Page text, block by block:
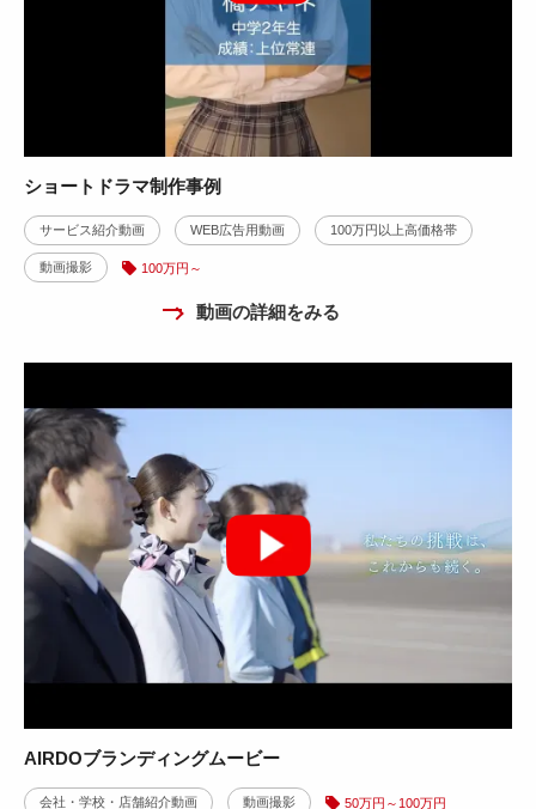
ショートドラマ制作事例
サービス紹介動画 WEB広告用動画 100万円以上高価格帯
動画撮影 100万円～
動画の詳細をみる
AIRDOブランディングムービー
会社・学校・店舗紹介動画 動画撮影 50万円～100万円